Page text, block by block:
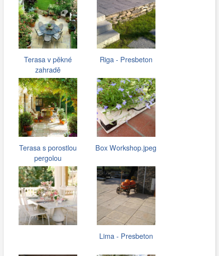
Terasa v pěkné
zahradě
Riga - Presbeton
Terasa s porostlou
pergolou
Box Workshop.jpeg
Lima - Presbeton